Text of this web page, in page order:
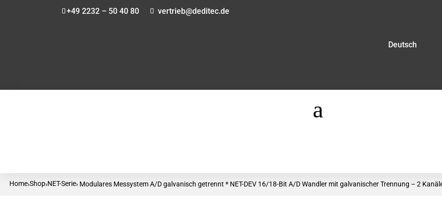
+49 2232 – 50 40 80 vertrieb@deditec.de
Deutsch
a
Home›Shop›NET-Serie› Modulares Messystem A/D galvanisch getrennt * NET-DEV 16/18-Bit A/D Wandler mit galvanischer Trennung – 2